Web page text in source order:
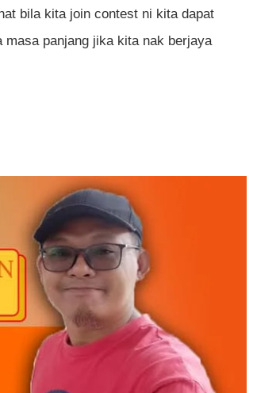
bila kita join contest ni kita dapat
masa panjang jika kita nak berjaya